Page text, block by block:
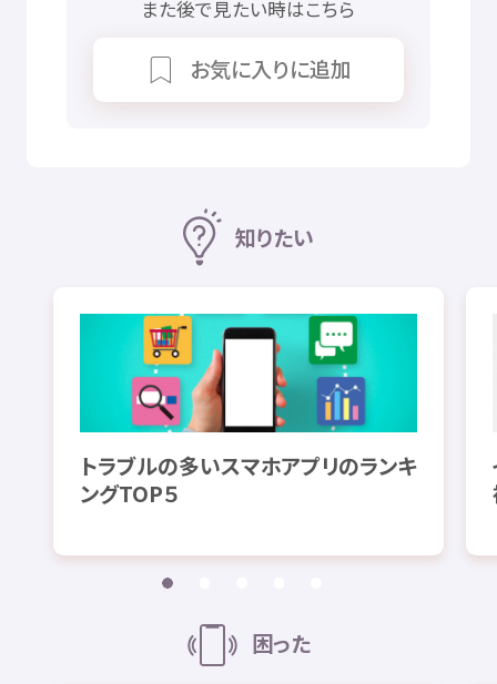
また後で見たい時はこちら
お気に入りに追加
知りたい
トラブルの多いスマホアプリのランキ
ングTOP５
困った